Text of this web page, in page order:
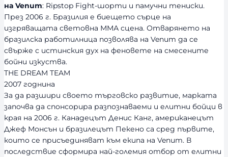
на Venum: Ripstop Fight-шорти и памучни тениски.
През 2006 г. Бразилия е биещето сърце на
изгряващата световна ММА сцена. Отварянето на
бразилска работилница позволява на Venum да се
свърже с истинския дух на феновете на смесените
бойни изкуства.
THE DREAM TEAM
2007 годнина
За да разшири своето търговско развитие, марката
започва да спонсорира разпознаваеми и елитни бойци в
края на 2006 г. Канадецът Денис Канг, американецът
Джеф Монсън и бразилецът Пекено са сред първите,
които се присъединяват към екипа на Venum. В
последствие сформира най-големия отбор от елитни